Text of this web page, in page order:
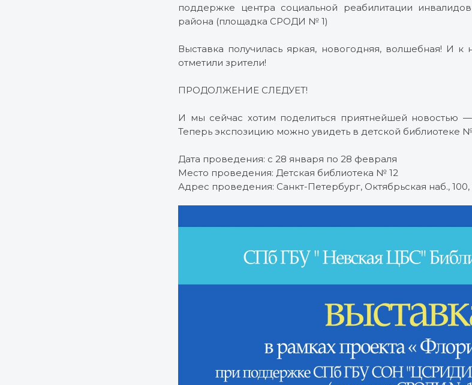
поддержке центра социальной реабилитации
района (площадка СРОДИ № 1)
Выставка получилась яркая, новогодняя, волшебная! И
отметили зрители!
ПРОДОЛЖЕНИЕ СЛЕДУЕТ!
И мы сейчас хотим поделиться приятнейшей новостью
Теперь экспозицию можно увидеть в детской библиотеке №
Дата проведения: с 28 января по 28 февраля
Место проведения: Детская библиотека № 12
Адрес проведения: Санкт-Петербург, Октябрьская наб., 100,